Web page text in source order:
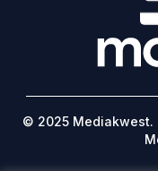
© 2025 Mediakwest.